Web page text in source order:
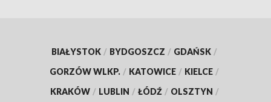
BIAŁYSTOK / BYDGOSZCZ / GDAŃSK /
GORZÓW WLKP. / KATOWICE / KIELCE /
KRAKÓW / LUBLIN / ŁÓDŹ / OLSZTYN /